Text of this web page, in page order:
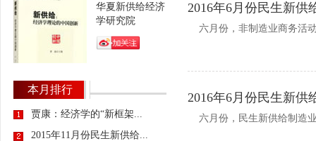
华夏新供给经济
学研究院
本月排行
贾康：经济学的“新框架...
2015年11月份民生新供给...
2016年6月份民生新供
六月份，非制造业商务活
2016年6月份民生新供
六月份，民生新供给制造